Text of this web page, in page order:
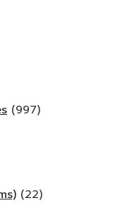
(997)
(22)